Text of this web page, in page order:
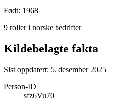
Født: 1968
9 roller i norske bedrifter
Kildebelagte fakta
Sist oppdatert: 5. desember 2025
Person-ID
sfz6Vu70